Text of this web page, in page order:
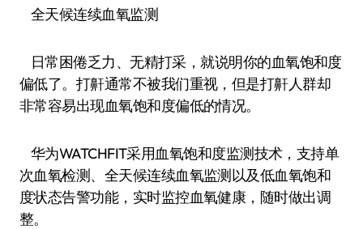
全天候连续血氧监测
日常困倦乏力、无精打采，就说明你的血氧饱和度
偏低了。打鼾通常不被我们重视，但是打鼾人群却
非常容易出现血氧饱和度偏低的情况。
华为WATCHFIT采用血氧饱和度监测技术，支持单
次血氧检测、全天候连续血氧监测以及低血氧饱和
度状态告警功能，实时监控血氧健康，随时做出调
整。